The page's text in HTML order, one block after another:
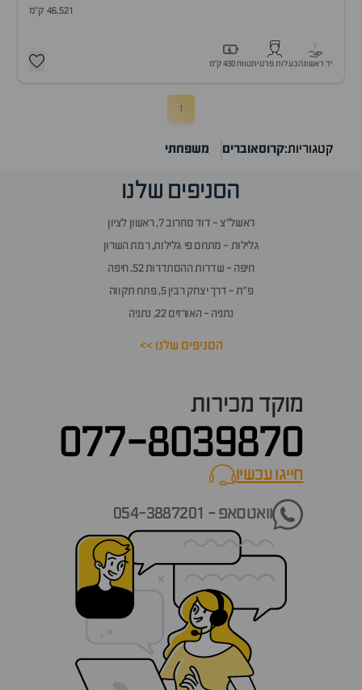
46,521 ק"מ
1
יד ראשונהבעלות פרטיתטווח 430 ק״מ
1
קטגוריות:קרוסאוברים משפחתי
הסניפים שלנו
ראשל״צ - דוד סחרוב 7, ראשון לציון
גלילות - מתחם פי גלילות, רמת השרון
חיפה - שדרות ההסתדרות 52, חיפה
פ״ת - דרך יצחק רבין 5, פתח תקווה
נתניה - האורזים 22, נתניה
הסניפים שלנו >>
מוקד מכירות
077-8039870
חייגו עכשיוcall now
וואטסאפ - 054-3887201